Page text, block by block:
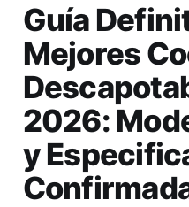
Guía
Mejores
2026:
y